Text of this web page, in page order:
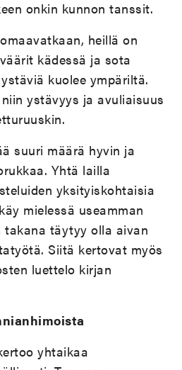
onkin kunnon tanssit.
heillä on
kädessä ja sota
kuolee ympäriltä.
ystävyys ja avuliaisuus
suuri määrä hyvin ja
Yhtä lailla
yksityiskohtaisia
mielessä useamman
takana täytyy olla aivan
Siitä kertovat myös
luettelo kirjan
yhtaikaa